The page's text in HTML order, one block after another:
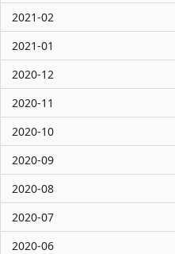
2021-02
2021-01
2020-12
2020-11
2020-10
2020-09
2020-08
2020-07
2020-06